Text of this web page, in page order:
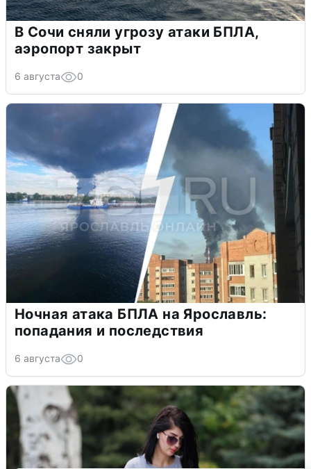
В Сочи сняли угрозу атаки БПЛА,
аэропорт закрыт
6 августа 0
Ночная атака БПЛА на Ярославль:
попадания и последствия
6 августа 0